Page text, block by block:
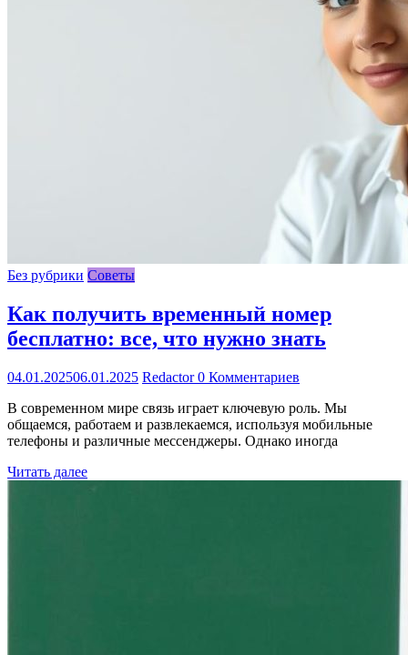
Без рубрики Советы
Как получить временный номер
бесплатно: все, что нужно знать
04.01.202506.01.2025 Redactor0 Комментариев
В современном мире связь играет ключевую роль. Мы
общаемся, работаем и развлекаемся, используя мобильные
телефоны и различные мессенджеры. Однако иногда
Читать далее